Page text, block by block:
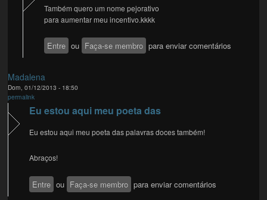
Também quero um nome pejorativo
para aumentar meu incentivo.kkkk
Entre ou Faça-se membro para enviar comentários
Madalena
Dom, 01/12/2013 - 18:50
permalink
Eu estou aqui meu poeta das
Eu estou aqui meu poeta das palavras doces também!
Abraços!
Entre ou Faça-se membro para enviar comentários